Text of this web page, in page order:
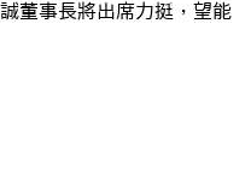
董事長將出席力挺，望能